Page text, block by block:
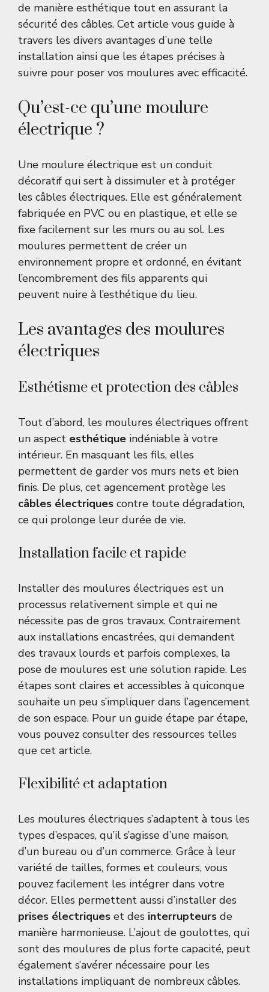
de manière esthétique tout en assurant la
sécurité des câbles. Cet article vous guide à
travers les divers avantages d’une telle
installation ainsi que les étapes précises à
suivre pour poser vos moulures avec efficacité.
Qu’est-ce qu’une moulure
électrique ?
Une moulure électrique est un conduit
décoratif qui sert à dissimuler et à protéger
les câbles électriques. Elle est généralement
fabriquée en PVC ou en plastique, et elle se
fixe facilement sur les murs ou au sol. Les
moulures permettent de créer un
environnement propre et ordonné, en évitant
l’encombrement des fils apparents qui
peuvent nuire à l’esthétique du lieu.
Les avantages des moulures
électriques
Esthétisme et protection des câbles
Tout d’abord, les moulures électriques offrent
un aspect esthétique indéniable à votre
intérieur. En masquant les fils, elles
permettent de garder vos murs nets et bien
finis. De plus, cet agencement protège les
câbles électriques contre toute dégradation,
ce qui prolonge leur durée de vie.
Installation facile et rapide
Installer des moulures électriques est un
processus relativement simple et qui ne
nécessite pas de gros travaux. Contrairement
aux installations encastrées, qui demandent
des travaux lourds et parfois complexes, la
pose de moulures est une solution rapide. Les
étapes sont claires et accessibles à quiconque
souhaite un peu s’impliquer dans l’agencement
de son espace. Pour un guide étape par étape,
vous pouvez consulter des ressources telles
que cet article.
Flexibilité et adaptation
Les moulures électriques s’adaptent à tous les
types d’espaces, qu’il s’agisse d’une maison,
d’un bureau ou d’un commerce. Grâce à leur
variété de tailles, formes et couleurs, vous
pouvez facilement les intégrer dans votre
décor. Elles permettent aussi d’installer des
prises électriques et des interrupteurs de
manière harmonieuse. L’ajout de goulottes, qui
sont des moulures de plus forte capacité, peut
également s’avérer nécessaire pour les
installations impliquant de nombreux câbles.